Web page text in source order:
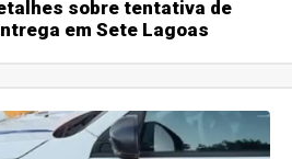
sobre tentativa de
em Sete Lagoas